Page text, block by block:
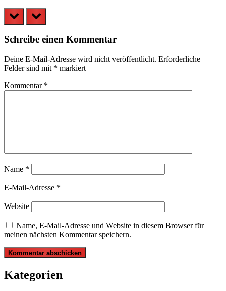
prev next
Schreibe einen Kommentar
Deine E-Mail-Adresse wird nicht veröffentlicht. Erforderliche
Felder sind mit * markiert
Kommentar *
Name *
E-Mail-Adresse *
Website
Name, E-Mail-Adresse und Website in diesem Browser für
meinen nächsten Kommentar speichern.
Kategorien